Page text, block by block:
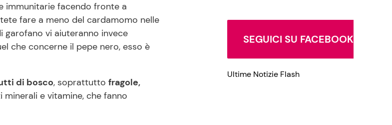
immunitarie facendo fronte a
fare a meno del cardamomo nelle
garofano vi aiuteranno invece
che concerne il pepe nero, esso è
di bosco, soprattutto fragole,
e vitamine, che fanno
SEGUICI SU FACEBOOK
Ultime Notizie Flash